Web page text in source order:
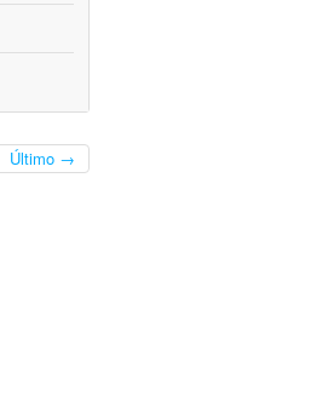
Último →